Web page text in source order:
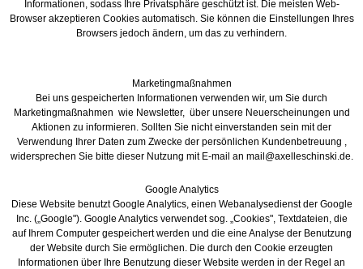
Informationen, sodass Ihre Privatsphäre geschützt ist. Die meisten Web-
Browser akzeptieren Cookies automatisch. Sie können die Einstellungen Ihres
Browsers jedoch ändern, um das zu verhindern.
Marketingmaßnahmen
Bei uns gespeicherten Informationen verwenden wir, um Sie durch
Marketingmaßnahmen wie Newsletter, über unsere Neuerscheinungen und
Aktionen zu informieren. Sollten Sie nicht einverstanden sein mit der
Verwendung Ihrer Daten zum Zwecke der persönlichen Kundenbetreuung ,
widersprechen Sie bitte dieser Nutzung mit E-mail an mail@axelleschinski.de.
Google Analytics
Diese Website benutzt Google Analytics, einen Webanalysedienst der Google
Inc. („Google"). Google Analytics verwendet sog. „Cookies", Textdateien, die
auf Ihrem Computer gespeichert werden und die eine Analyse der Benutzung
der Website durch Sie ermöglichen. Die durch den Cookie erzeugten
Informationen über Ihre Benutzung dieser Website werden in der Regel an